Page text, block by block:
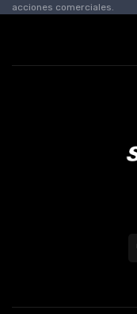
acciones comerciales.